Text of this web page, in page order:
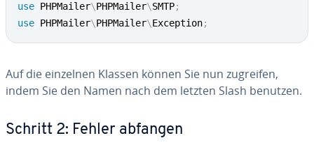
use PHPMailer\PHPMailer\SMTP;
use PHPMailer\PHPMailer\Exception;
Auf die einzelnen Klassen können Sie nun zugreifen,
indem Sie den Namen nach dem letzten Slash benutzen.
Schritt 2: Fehler abfangen